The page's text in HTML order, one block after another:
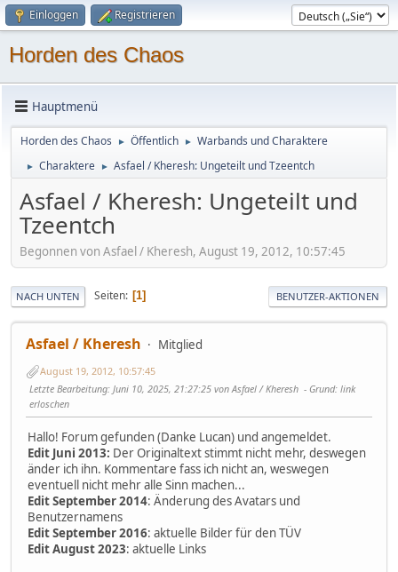
Einloggen Registrieren
Horden des Chaos
Hauptmenü
Horden des Chaos ► Öffentlich ► Warbands und Charaktere
► Charaktere ► Asfael / Kheresh: Ungeteilt und Tzeentch
Asfael / Kheresh: Ungeteilt und
Tzeentch
Begonnen von Asfael / Kheresh, August 19, 2012, 10:57:45
NACH UNTEN Seiten 1 BENUTZER-AKTIONEN
Asfael / Kheresh Mitglied
August 19, 2012, 10:57:45
Letzte Bearbeitung: Juni 10, 2025, 21:27:25 von Asfael / Kheresh Grund: link
erloschen
Hallo! Forum gefunden (Danke Lucan) und angemeldet.
Edit Juni 2013: Der Originaltext stimmt nicht mehr, deswegen
änder ich ihn. Kommentare fass ich nicht an, weswegen
eventuell nicht mehr alle Sinn machen...
Edit September 2014: Änderung des Avatars und
Benutzernamens
Edit September 2016: aktuelle Bilder für den TÜV
Edit August 2023: aktuelle Links